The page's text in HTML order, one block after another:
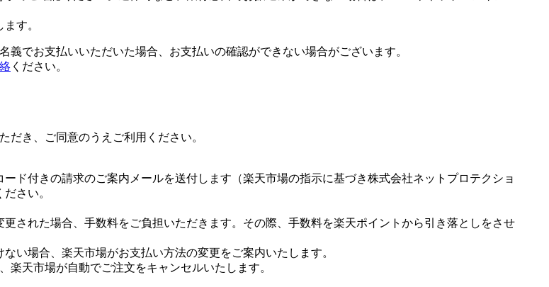
す。
でお支払いいただいた場合、お支払いの確認ができない場合がございます。
ください。
だき、ご同意のうえご利用ください。
ド付きの請求のご案内メールを送付します（楽天市場の指示に基づき株式会社ネットプロテクショ
さい。
された場合、手数料をご負担いただきます。その際、手数料を楽天ポイントから引き落としをさせ
い場合、楽天市場がお支払い方法の変更をご案内いたします。
天市場が自動でご注文をキャンセルいたします。